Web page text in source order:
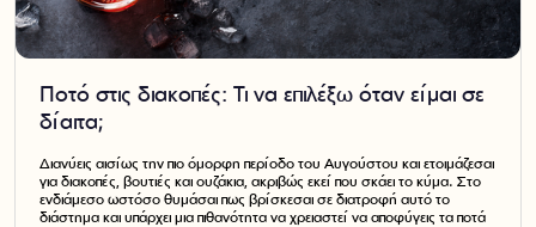
Ποτό στις διακοπές: Τι να επιλέξω όταν είμαι σε
δίαιτα;
Διανύεις αισίως την πιο όμορφη περίοδο του Αυγούστου και ετοιμάζεσαι
για διακοπές, βουτιές και ουζάκια, ακριβώς εκεί που σκάει το κύμα. Στο
ενδιάμεσο ωστόσο θυμάσαι πως βρίσκεσαι σε διατροφή αυτό το
διάστημα και υπάρχει μια πιθανότητα να χρειαστεί να αποφύγεις τα ποτά